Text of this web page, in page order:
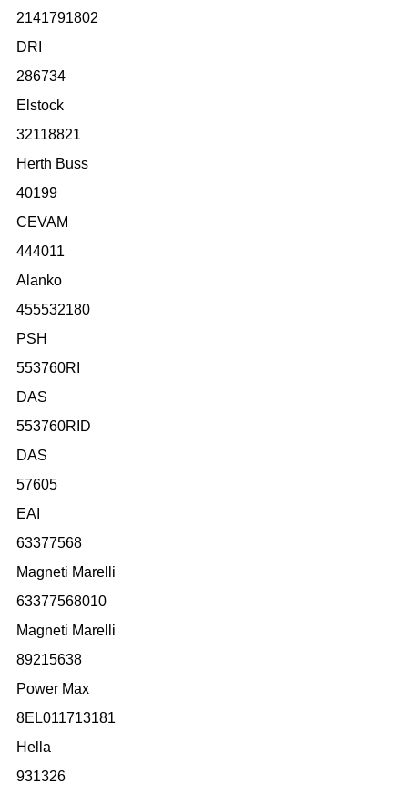
2141791802
DRI
286734
Elstock
32118821
Herth Buss
40199
CEVAM
444011
Alanko
455532180
PSH
553760RI
DAS
553760RID
DAS
57605
EAI
63377568
Magneti Marelli
63377568010
Magneti Marelli
89215638
Power Max
8EL011713181
Hella
931326